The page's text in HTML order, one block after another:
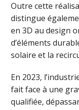
Outre cette
distingue
en 3D au design
d’éléments
solaire et la
En 2023,
fait face à une
qualifiée,